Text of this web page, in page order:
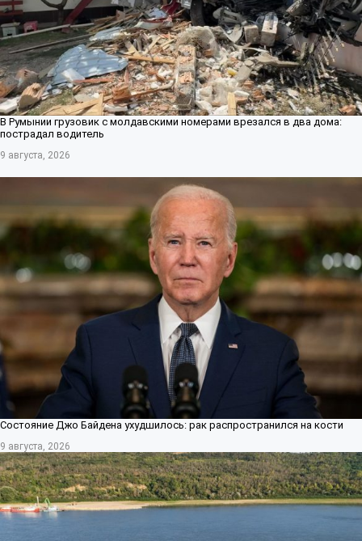
В Румынии грузовик с молдавскими номерами врезался в два дома:
пострадал водитель
9 августа, 2026
Состояние Джо Байдена ухудшилось: рак распространился на кости
9 августа, 2026